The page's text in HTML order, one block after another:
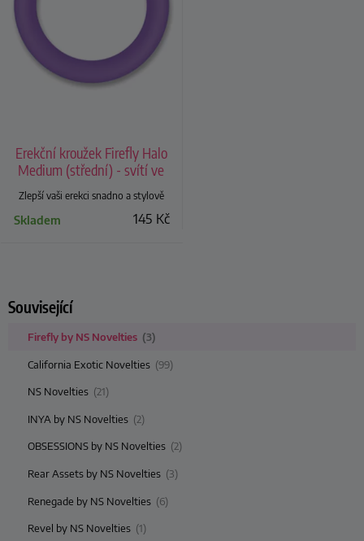
Erekční kroužek Firefly Halo
Medium (střední) - svítí ve
tmě
Zlepší vaši erekci snadno a stylově
145 Kč
Skladem
Související
Firefly by NS Novelties (3)
California Exotic Novelties (99)
NS Novelties (21)
INYA by NS Novelties (2)
OBSESSIONS by NS Novelties (2)
Rear Assets by NS Novelties (3)
Renegade by NS Novelties (6)
Revel by NS Novelties (1)